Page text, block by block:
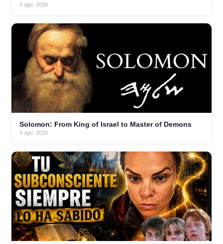
4 ago. 2026
Solomon: From King of Israel to Master of Demons
4 ago. 2026